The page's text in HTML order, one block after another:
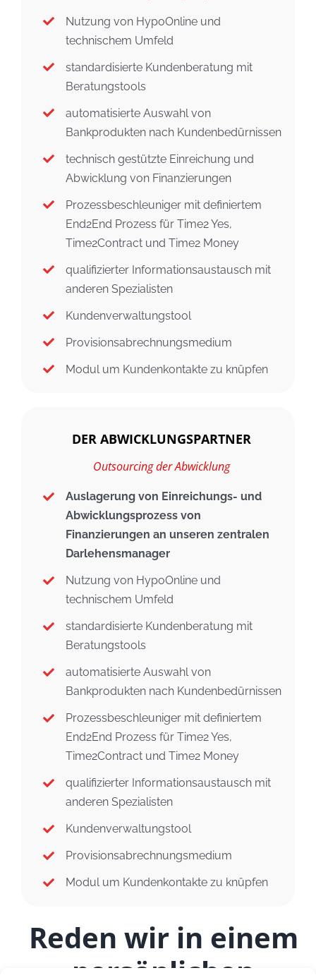
Nutzung von HypoOnline und
technischem Umfeld
standardisierte Kundenberatung mit
Beratungstools
automatisierte Auswahl von
Bankprodukten nach Kundenbedürnissen
technisch gestützte Einreichung und
Abwicklung von Finanzierungen
Prozessbeschleuniger mit definiertem
End2End Prozess für Time2 Yes,
Time2Contract und Time2 Money
qualifizierter Informationsaustausch mit
anderen Spezialisten
Kundenverwaltungstool
Provisionsabrechnungsmedium
Modul um Kundenkontakte zu knüpfen
DER ABWICKLUNGSPARTNER
Outsourcing der Abwicklung
Auslagerung von Einreichungs- und
Abwicklungsprozess von
Finanzierungen an unseren zentralen
Darlehensmanager
Nutzung von HypoOnline und
technischem Umfeld
standardisierte Kundenberatung mit
Beratungstools
automatisierte Auswahl von
Bankprodukten nach Kundenbedürnissen
Prozessbeschleuniger mit definiertem
End2End Prozess für Time2 Yes,
Time2Contract und Time2 Money
qualifizierter Informationsaustausch mit
anderen Spezialisten
Kundenverwaltungstool
Provisionsabrechnungsmedium
Modul um Kundenkontakte zu knüpfen
Reden wir in einem
persönlichen